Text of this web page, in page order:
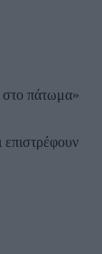
στο πάτωμα»